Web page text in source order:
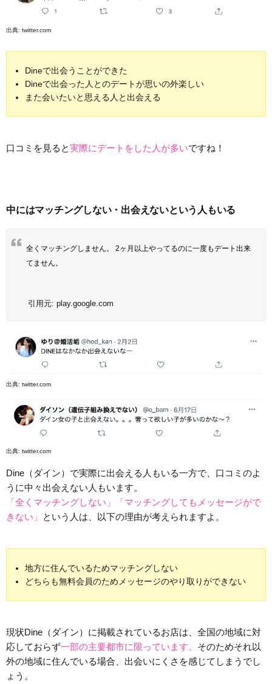
出典: twitter.com
Dineで出会うことができた
Dineで出会った人とのデートが思いの外楽しい
また会いたいと思える人と出会える
口コミを見ると実際にデートをした人が多いですね！
中にはマッチングしない・出会えないという人もいる
全くマッチングしません。 2ヶ月以上やってるのに一度もデート出来
てません。
引用元: play.google.com
出典: twitter.com
出典: twitter.com
Dine（ダイン）で実際に出会える人もいる一方で、口コミのよ
うに中々出会えない人もいます。
「全くマッチングしない」「マッチングしてもメッセージがで
きない」
という人は、以下の理由が考えられますよ。
地方に住んでいるためマッチングしない
どちらも無料会員のためメッセージのやり取りができない
現状Dine（ダイン）に掲載されているお店は、全国の地域に対
応しておらず一部の主要都市に限っています。 そのためそれ以
外の地域に住んでいる場合、出会いにくさを感じてしまうでし
ょう。